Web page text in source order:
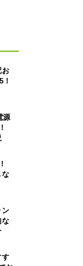
お
源
！
な
ン
す